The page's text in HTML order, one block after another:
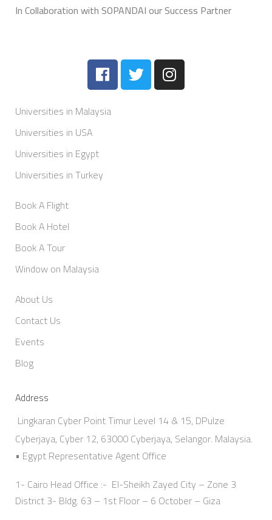
In Collaboration with SOPANDAI our Success Partner
Universities in Malaysia
Universities in USA
Universities in Egypt
Universities in Turkey
Book A Flight
Book A Hotel
Book A Tour
Window on Malaysia
About Us
Contact Us
Events
Blog
Address
Lingkaran Cyber Point Timur Level 14 & 15, DPulze
Cyberjaya, Cyber 12, 63000 Cyberjaya, Selangor. Malaysia.
• Egypt Representative Agent Office
1- Cairo Head Office :- El-Sheikh Zayed City – Zone 3
District 3- Bldg. 63 – 1st Floor – 6 October – Giza